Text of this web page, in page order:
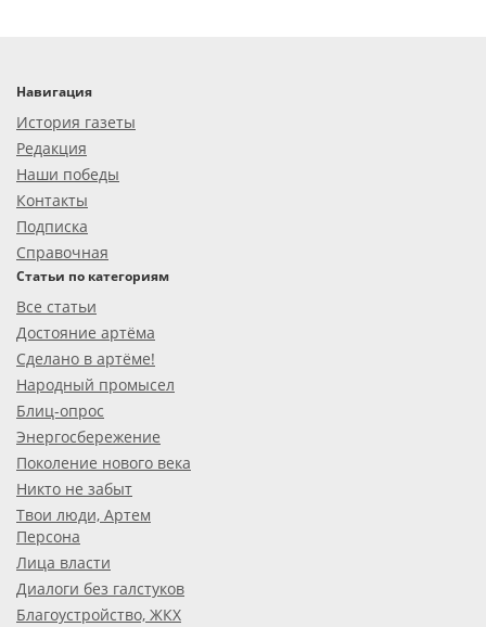
Навигация
История газеты
Редакция
Наши победы
Контакты
Подписка
Справочная
Статьи по категориям
Все статьи
Достояние артёма
Сделано в артёме!
Народный промысел
Блиц-опрос
Энергосбережение
Поколение нового века
Никто не забыт
Твои люди, Артем
Персона
Лица власти
Диалоги без галстуков
Благоустройство, ЖКХ